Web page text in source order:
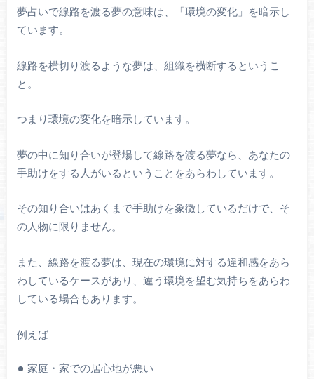
夢占いで線路を渡る夢の意味は、「環境の変化」を暗示し
ています。
線路を横切り渡るような夢は、組織を横断するというこ
と。
つまり環境の変化を暗示しています。
夢の中に知り合いが登場して線路を渡る夢なら、あなたの
手助けをする人がいるということをあらわしています。
その知り合いはあくまで手助けを象徴しているだけで、そ
の人物に限りません。
また、線路を渡る夢は、現在の環境に対する違和感をあら
わしているケースがあり、違う環境を望む気持ちをあらわ
している場合もあります。
例えば
家庭・家での居心地が悪い